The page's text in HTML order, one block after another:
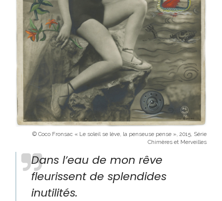
© Coco Fronsac « Le soleil se lève, la penseuse pense », 2015, Série
Chimères et Merveilles
Dans l’eau de mon rêve
fleurissent de splendides
inutilités.